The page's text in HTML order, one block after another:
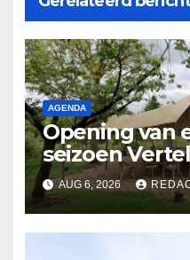
AGENDA
Opening van
seizoen
Lopende
verhalen in
Hooidonk
AUG 6, 2026